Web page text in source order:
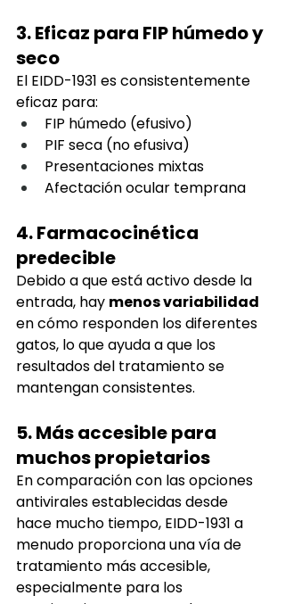
3. Eficaz para FIP húmedo y
seco
El EIDD-1931 es consistentemente
eficaz para:
FIP húmedo (efusivo)
PIF seca (no efusiva)
Presentaciones mixtas
Afectación ocular temprana
4. Farmacocinética
predecible
Debido a que está activo desde la
entrada, hay menos variabilidad
en cómo responden los diferentes
gatos, lo que ayuda a que los
resultados del tratamiento se
mantengan consistentes.
5. Más accesible para
muchos propietarios
En comparación con las opciones
antivirales establecidas desde
hace mucho tiempo, EIDD-1931 a
menudo proporciona una vía de
tratamiento más accesible,
especialmente para los